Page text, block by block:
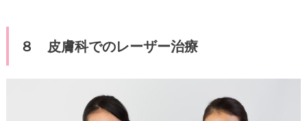
８ 皮膚科でのレーザー治療